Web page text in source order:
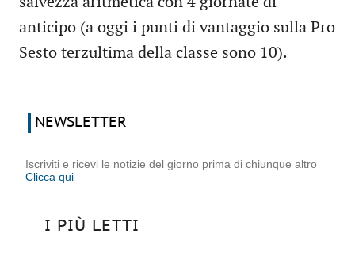
anticipo (a oggi i punti di vantaggio sulla Pro
Sesto terzultima della classe sono 10).
NEWSLETTER
Iscriviti e ricevi le notizie del giorno prima di chiunque altro
Clicca qui
I PIÙ LETTI